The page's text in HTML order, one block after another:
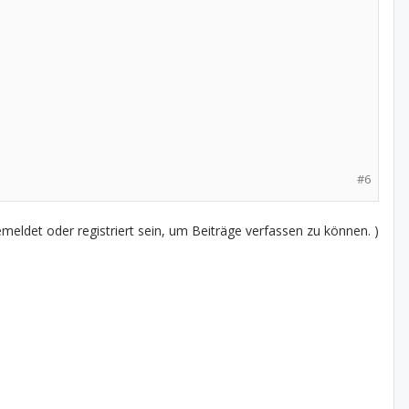
#6
oder registriert sein, um Beiträge verfassen zu können. )